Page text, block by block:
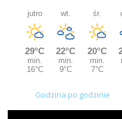
Godzina po godzinie